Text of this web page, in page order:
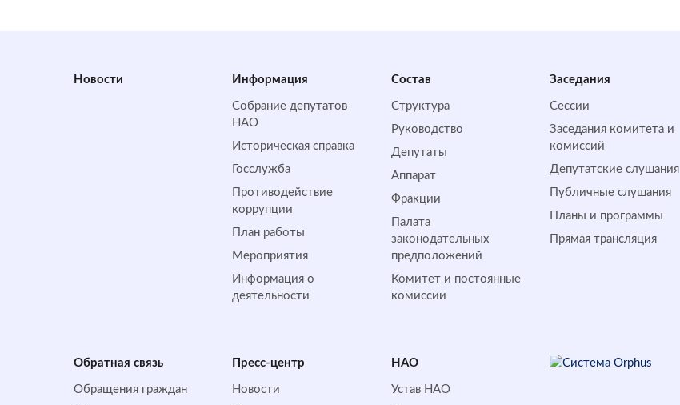
Новости Информация
Собрание депутатов
НАО
Историческая справка
Госслужба
Противодействие
коррупции
План работы
Мероприятия
Информация о
деятельности
Состав
Структура
Руководство
Депутаты
Аппарат
Фракции
Палата
законодательных
предположений
Комитет и постоянные
комиссии
Заседания
Сессии
Заседания комитета и
комиссий
Депутатские слушания
Публичные слушания
Планы и программы
Прямая трансляция
Обратная cвязь
Обращения граждан
Пресс-центр
Новости
НАО
Устав НАО